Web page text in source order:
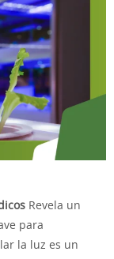
Revela un
para
la luz es un